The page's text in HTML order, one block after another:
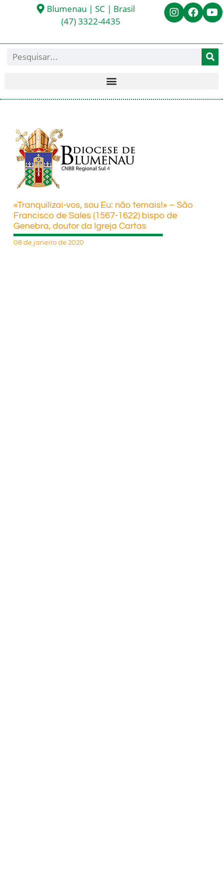
Blumenau | SC | Brasil
(47) 3322-4435
«Tranquilizai-vos, sou Eu: não temais!» – São
Francisco de Sales (1567-1622) bispo de
Genebra, doutor da Igreja Cartas
08 de janeiro de 2020